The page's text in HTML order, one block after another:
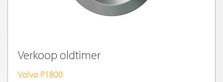
Verkoop oldtimer
Volvo P1800